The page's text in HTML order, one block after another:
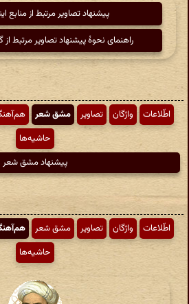
پیشنهاد تصاویر مرتبط از منابع
راهنمای نحوهٔ پیشنهاد تصاویر مرتبط از
اطّلاعات واژگان تصاویر مشق شعر
حاشیه‌ها
پیشنهاد مشق شعر
اطّلاعات واژگان تصاویر مشق شعر
حاشیه‌ها